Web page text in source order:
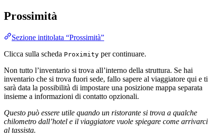
Prossimità
Sezione intitolata “Prossimità”
Clicca sulla scheda Proximity per continuare.
Non tutto l’inventario si trova all’interno della struttura. Se hai
inventario che si trova fuori sede, fallo sapere al viaggiatore qui e ti
sarà data la possibilità di impostare una posizione mappa separata
insieme a informazioni di contatto opzionali.
Questo può essere utile quando un ristorante si trova a qualche
chilometro dall’hotel e il viaggiatore vuole spiegare come arrivarci
al tassista.